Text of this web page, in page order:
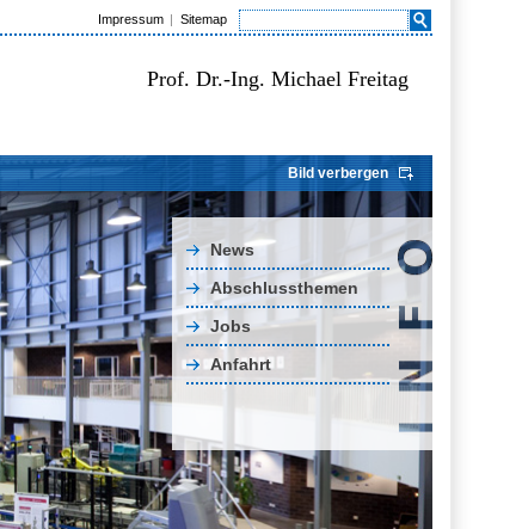
Impressum Sitemap
Prof. Dr.-Ing. Michael Freitag
Bild verbergen
News
Abschlussthemen
Jobs
Anfahrt